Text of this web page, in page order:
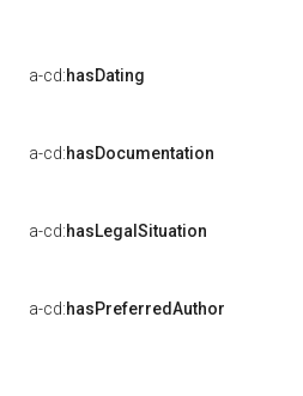
a-cd:hasDating
a-cd:hasDocumentation
a-cd:hasLegalSituation
a-cd:hasPreferredAuthor